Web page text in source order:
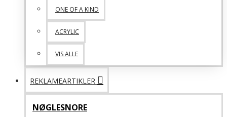
ONE OF A KIND
ACRYLIC
VIS ALLE
REKLAMEARTIKLER
NØGLESNORE